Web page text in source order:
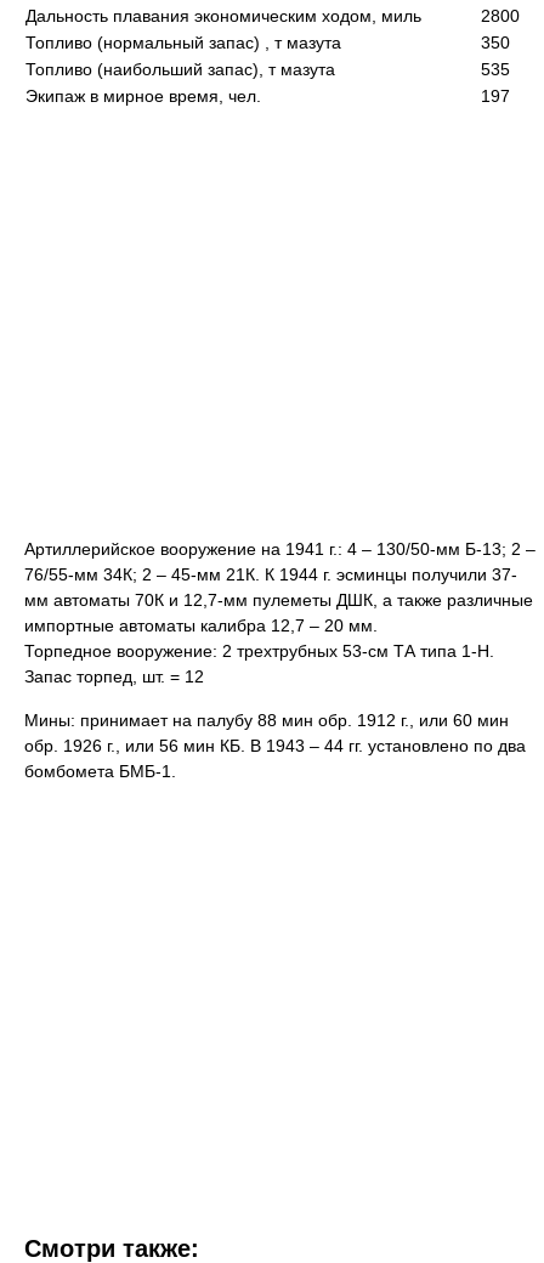
Дальность плавания экономическим ходом, миль
2800
Топливо (нормальный запас) , т мазута
350
Топливо (наибольший запас), т мазута
535
Экипаж в мирное время, чел.
197
Артиллерийское вооружение на 1941 г.: 4 – 130/50-мм Б-13; 2 –
76/55-мм 34К; 2 – 45-мм 21К. К 1944 г. эсминцы получили 37-
мм автоматы 70К и 12,7-мм пулеметы ДШК, а также различные
импортные автоматы калибра 12,7 – 20 мм.
Торпедное вооружение: 2 трехтрубных 53-см ТА типа 1-Н.
Запас торпед, шт. = 12
Мины: принимает на палубу 88 мин обр. 1912 г., или 60 мин
обр. 1926 г., или 56 мин КБ. В 1943 – 44 гг. установлено по два
бомбомета БМБ-1.
Смотри также: